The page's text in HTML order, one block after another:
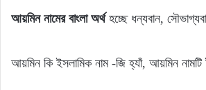
আয়মিন নামের বাংলা অর্থহচ্ছে ধন্যবান,
আয়মিন কি ইসলামিক নাম -জি হ্যাঁ, আয়মিন নামটি